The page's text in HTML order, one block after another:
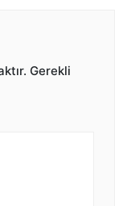
Gerekli